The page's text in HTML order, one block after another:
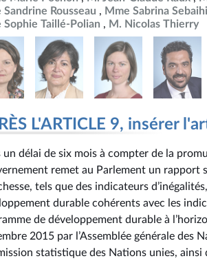
Sandrine Rousseau
Mme Sabrina Sebaihi
Sophie Taillé-Polian
M. Nicolas Thierry
L'ARTICLE 9, insérer
un délai de six mois à compter de la
remet au Parlement un rapport
tels que des indicateurs
durable cohérents avec les
de développement durable à
2015 par l’Assemblée générale des
statistique des Nations unies, ainsi